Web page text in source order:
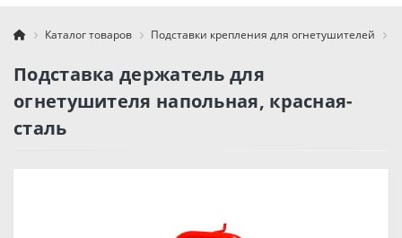
Каталог товаров Подставки крепления для огнетушителей
Подставка держатель для
огнетушителя напольная, красная-
сталь